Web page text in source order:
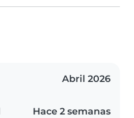
Abril 2026
Hace 2 semanas